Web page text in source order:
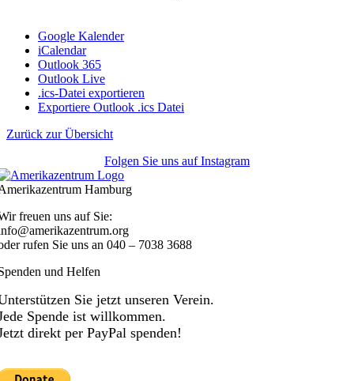
Google Kalender
iCalendar
Outlook 365
Outlook Live
.ics-Datei exportieren
Exportiere Outlook .ics Datei
Zurück zur Übersicht
Folgen Sie uns auf Instagram
Hamburg
freuen uns auf Sie:
rufen Sie uns an040 – 7038 3688
und Helfen
Sie jetzt unseren Verein.
Spende ist willkommen.
direkt per PayPal spenden!